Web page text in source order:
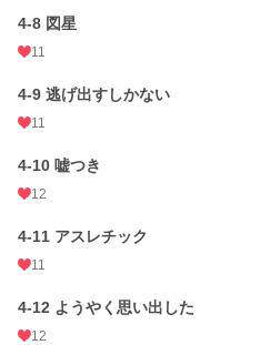
4-8 図星
11
4-9 逃げ出すしかない
11
4-10 嘘つき
12
4-11 アスレチック
11
4-12 ようやく思い出した
12